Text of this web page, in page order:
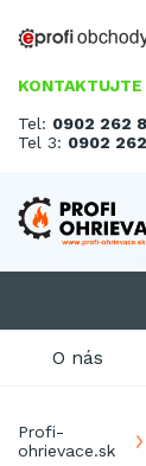
KONTAKTUJTE
Tel: 0902 262
Tel 3: 0902
O nás
Profi-
ohrievace.sk